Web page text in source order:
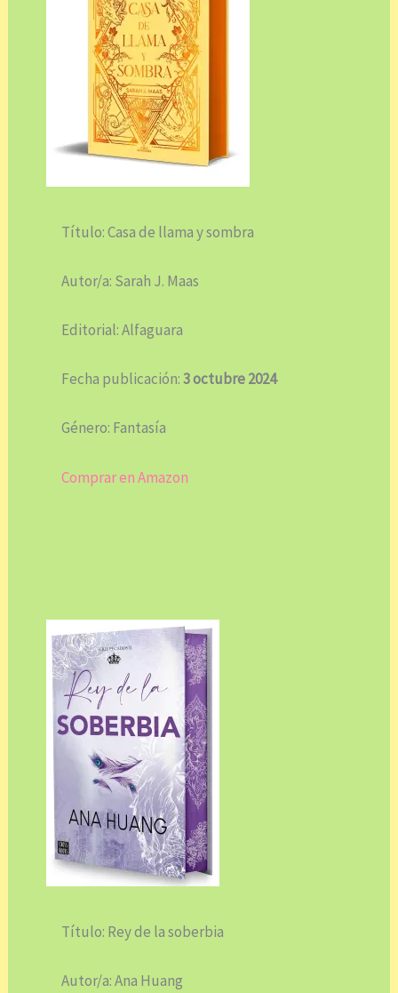
Título: Casa de llama y sombra
Autor/a: Sarah J. Maas
Editorial: Alfaguara
Fecha publicación:3 octubre 2024
Género: Fantasía
Comprar en Amazon
Título: Rey de la soberbia
Autor/a: Ana Huang